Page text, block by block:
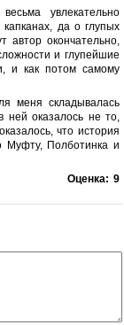
увлекательно
да о глупых
автор окончательно,
и глупейшие
и как потом самому
меня складывалась
ней оказалось не то,
что история
Муфту, Полботинка и
Оценка: 9